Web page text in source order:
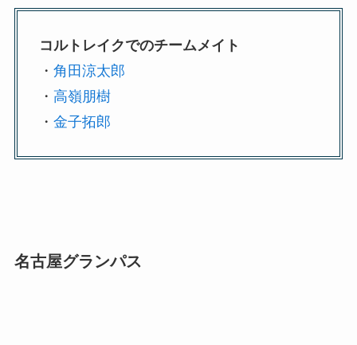
コルトレイクでのチームメイト
・ 角田涼太郎
・ 高嶺朋樹
・ 金子拓郎
名古屋グランパス